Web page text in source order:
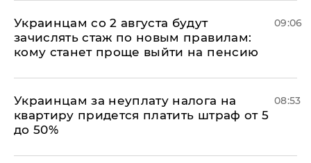
Украинцам со 2 августа будут
зачислять стаж по новым правилам:
кому станет проще выйти на пенсию
09:06
Украинцам за неуплату налога на
квартиру придется платить штраф от 5
до 50%
08:53